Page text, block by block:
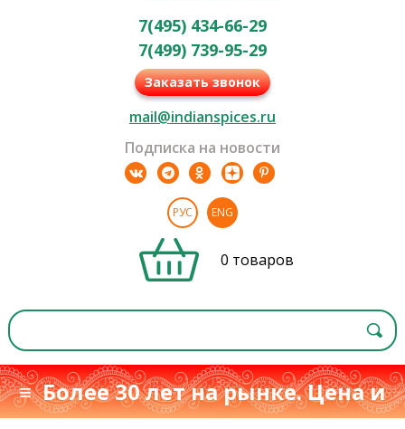
7(495) 434-66-29
7(499) 739-95-29
Заказать звонок
mail@indianspices.ru
Подписка на новости
РУС ENG
0 товаров
≡ Более 30 лет на рынке. Цена и